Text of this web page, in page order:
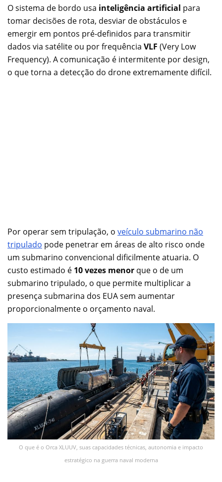
O sistema de bordo usa inteligência artificial para
tomar decisões de rota, desviar de obstáculos e
emergir em pontos pré-definidos para transmitir
dados via satélite ou por frequência VLF (Very Low
Frequency). A comunicação é intermitente por design,
o que torna a detecção do drone extremamente difícil.
Por operar sem tripulação, o veículo submarino não
tripulado pode penetrar em áreas de alto risco onde
um submarino convencional dificilmente atuaria. O
custo estimado é 10 vezes menor que o de um
submarino tripulado, o que permite multiplicar a
presença submarina dos EUA sem aumentar
proporcionalmente o orçamento naval.
O que é o Orca XLUUV, suas capacidades técnicas, autonomia e impacto
estratégico na guerra naval moderna